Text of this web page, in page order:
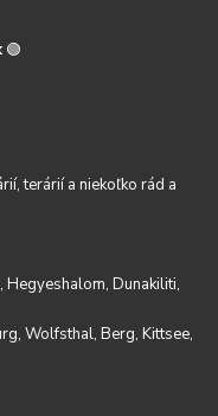
🟢
terárií a niekoľko rád a
Hegyeshalom, Dunakiliti,
Wolfsthal, Berg, Kittsee,